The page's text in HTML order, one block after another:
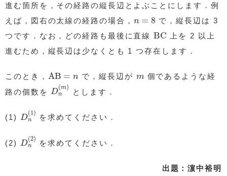
進む箇所を，その経路の縦長辺とよぶことにします．例
えば，図右の太線の経路の場合， n = 8
n
で，縦長辺は 3
つです．なお，どの経路も最後に直線BC
BC 上を 2 以上
進むため，縦長辺は少なくとも 1 つ存在します．
このとき， AB = n
AB= で，縦長辺が m
m個であるような経
路の個数をD
(m)
n
n(m
とします．
(1) D
(1)
n
n(1
を求めてください．
(2) D
(2)
n
n(2
を求めてください．
出題：濵中裕明